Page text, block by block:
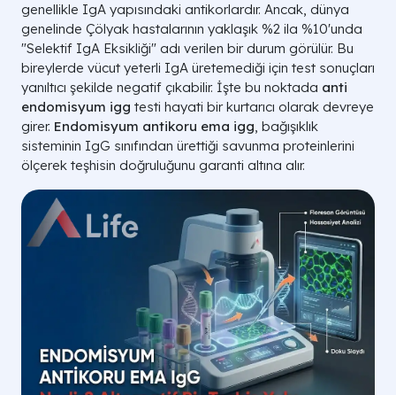
genellikle IgA yapısındaki antikorlardır. Ancak, dünya
genelinde Çölyak hastalarının yaklaşık %2 ila %10'unda
"Selektif IgA Eksikliği" adı verilen bir durum görülür. Bu
bireylerde vücut yeterli IgA üretemediği için test sonuçları
yanıltıcı şekilde negatif çıkabilir. İşte bu noktada anti
endomisyum igg testi hayati bir kurtarıcı olarak devreye
girer. Endomisyum antikoru ema igg, bağışıklık
sisteminin IgG sınıfından ürettiği savunma proteinlerini
ölçerek teşhisin doğruluğunu garanti altına alır.